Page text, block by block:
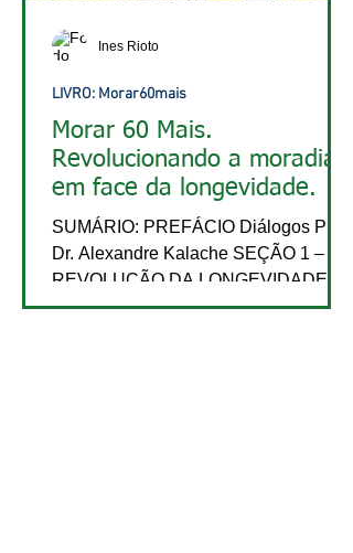
Morar 60 Mais.
Revolucionando a moradia
em face da longevidade.
SUMÁRIO: PREFÁCIO Diálogos Prof.
Dr. Alexandre Kalache SEÇÃO 1 –
REVOLUÇÃO DA LONGEVIDADE -
Revolução da Longevidade Egídio
LIVRO: Morar60mais
Ines Rioto